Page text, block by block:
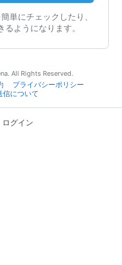
単にチェックしたり、
ようになります。
All Rights Reserved.
プライバシーポリシー
信について
ログイン